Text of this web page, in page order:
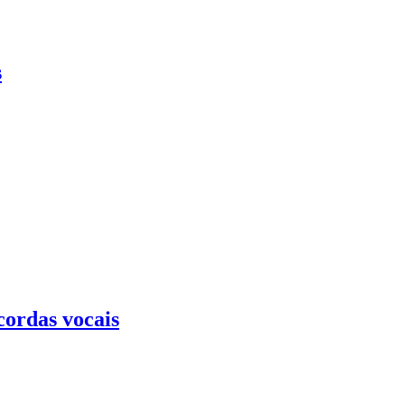
vocais